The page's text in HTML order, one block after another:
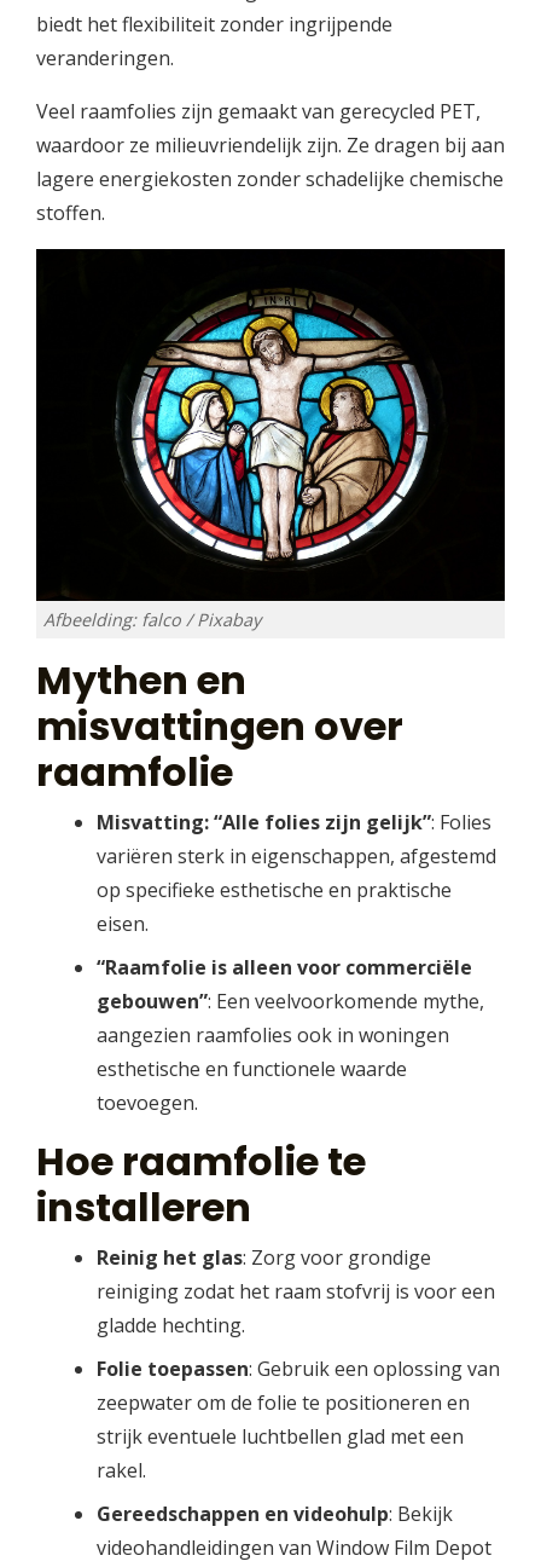
biedt het flexibiliteit zonder ingrijpende
veranderingen.
Veel raamfolies zijn gemaakt van gerecycled PET,
waardoor ze milieuvriendelijk zijn. Ze dragen bij aan
lagere energiekosten zonder schadelijke chemische
stoffen.
Afbeelding: falco / Pixabay
Mythen en
misvattingen over
raamfolie
Misvatting: “Alle folies zijn gelijk”: Folies
variëren sterk in eigenschappen, afgestemd
op specifieke esthetische en praktische
eisen.
“Raamfolie is alleen voor commerciële
gebouwen”: Een veelvoorkomende mythe,
aangezien raamfolies ook in woningen
esthetische en functionele waarde
toevoegen.
Hoe raamfolie te
installeren
Reinig het glas: Zorg voor grondige
reiniging zodat het raam stofvrij is voor een
gladde hechting.
Folie toepassen: Gebruik een oplossing van
zeepwater om de folie te positioneren en
strijk eventuele luchtbellen glad met een
rakel.
Gereedschappen en videohulp: Bekijk
videohandleidingen van Window Film Depot